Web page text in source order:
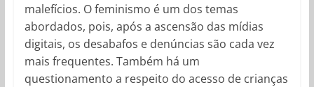
malefícios. O feminismo é um dos temas
abordados, pois, após a ascensão das mídias
digitais, os desabafos e denúncias são cada vez
mais frequentes. Também há um
questionamento a respeito do acesso de crianças